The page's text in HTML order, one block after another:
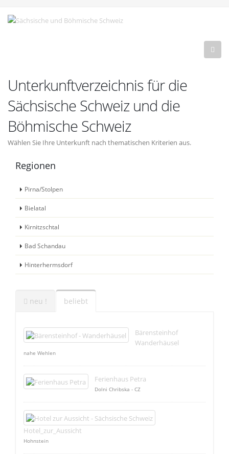
Unterkunftverzeichnis für die
Sächsische Schweiz und die
Böhmische Schweiz
Wählen Sie Ihre Unterkunft nach thematischen Kriterien aus.
Regionen
Pirna/Stolpen
Bielatal
Kirnitzschtal
Bad Schandau
Hinterhermsdorf
neu ! beliebt
Bärensteinhof
Wanderhäusel
nahe Wehlen
Ferienhaus Petra
Dolni Chribska - CZ
Hotel_zur_Aussicht
Hohnstein